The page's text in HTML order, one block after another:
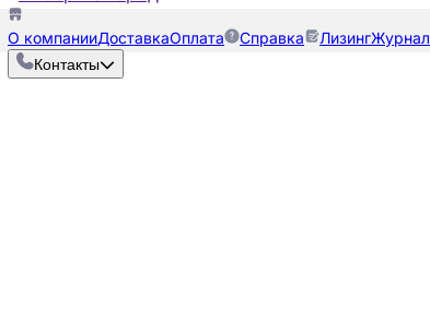
О компанииДоставкаОплата Справка ЛизингЖурнал
Контакты